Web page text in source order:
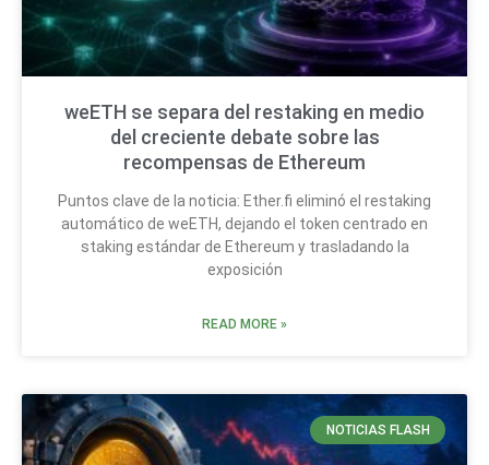
weETH se separa del restaking en medio
del creciente debate sobre las
recompensas de Ethereum
Puntos clave de la noticia: Ether.fi eliminó el restaking
automático de weETH, dejando el token centrado en
staking estándar de Ethereum y trasladando la
exposición
READ MORE »
NOTICIAS FLASH